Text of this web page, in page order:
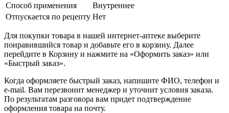
Способ применения
Внутреннее
Отпускается по рецепту Нет
Для покупки товара в нашей интернет-аптеке выберите
понравившийся товар и добавьте его в корзину. Далее
перейдите в Корзину и нажмите на «Оформить заказ» или
«Быстрый заказ».
Когда оформляете быстрый заказ, напишите ФИО, телефон и
e-mail. Вам перезвонит менеджер и уточнит условия заказа.
По результатам разговора вам придет подтверждение
оформления товара на почту.